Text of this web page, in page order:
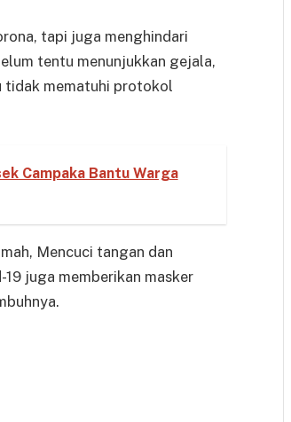
tapi juga menghindari
tentu menunjukkan gejala,
tidak mematuhi protokol
Campaka Bantu Warga
Mencuci tangan dan
juga memberikan masker